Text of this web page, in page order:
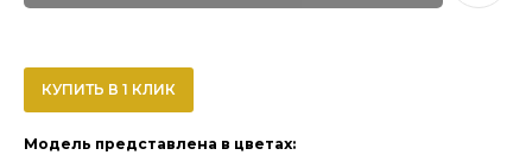
КУПИТЬ В 1 КЛИК
Модель представлена в цветах: